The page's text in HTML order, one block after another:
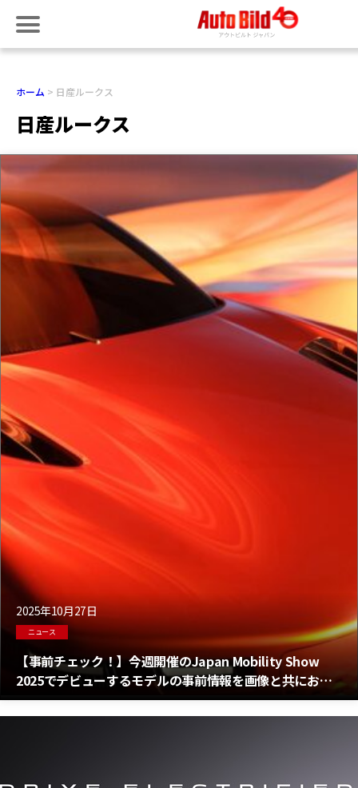
ホーム 日産ルークス
日産ルークス
2025年10月27日
ニュース
【事前チェック！】今週開催のJapan Mobility Show
2025でデビューするモデルの事前情報を画像と共にお届
け！ショーカーの一覧と最新情報！